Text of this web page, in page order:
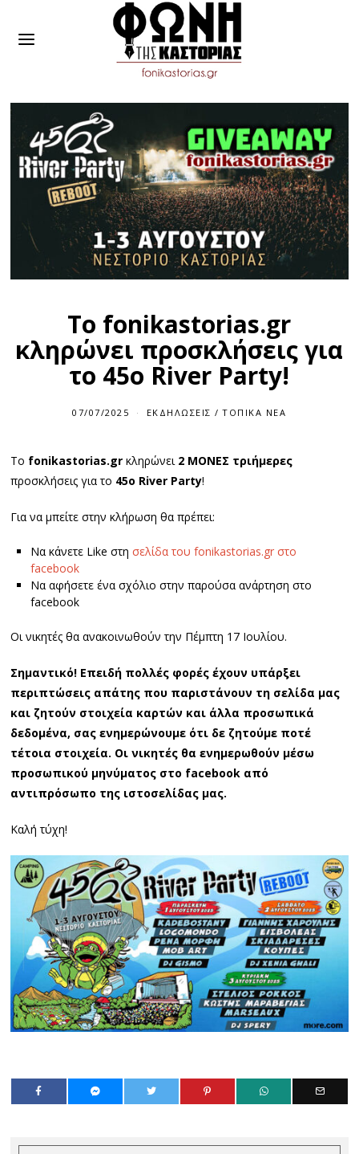
Το fonikastorias.gr
κληρώνει προσκλήσεις για
το 45ο River Party!
07/07/2025 ΕΚΔΗΛΏΣΕΙΣ / ΤΟΠΙΚΆ ΝΈΑ
Το fonikastorias.gr κληρώνει 2 ΜΟΝΕΣ τριήμερες
προσκλήσεις για το 45ο River Party!
Για να μπείτε στην κλήρωση θα πρέπει:
Να κάνετε Like στη σελίδα του fonikastorias.gr στο
facebook
Να αφήσετε ένα σχόλιο στην παρούσα ανάρτηση στο
facebook
Οι νικητές θα ανακοινωθούν την Πέμπτη 17 Ιουλίου.
Σημαντικό! Επειδή πολλές φορές έχουν υπάρξει
περιπτώσεις απάτης που παριστάνουν τη σελίδα μας
και ζητούν στοιχεία καρτών και άλλα προσωπικά
δεδομένα, σας ενημερώνουμε ότι δε ζητούμε ποτέ
τέτοια στοιχεία. Οι νικητές θα ενημερωθούν μέσω
προσωπικού μηνύματος στο facebook από
αντιπρόσωπο της ιστοσελίδας μας.
Καλή τύχη!